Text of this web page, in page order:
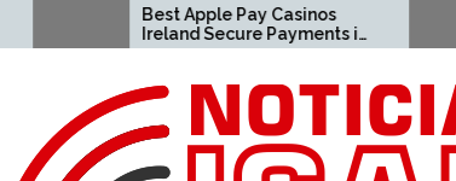
Apple Pay Casinos
Secure Payments in
2023-04-23 apple pay
لاين المملكة
العربية السعودية لعام 2026